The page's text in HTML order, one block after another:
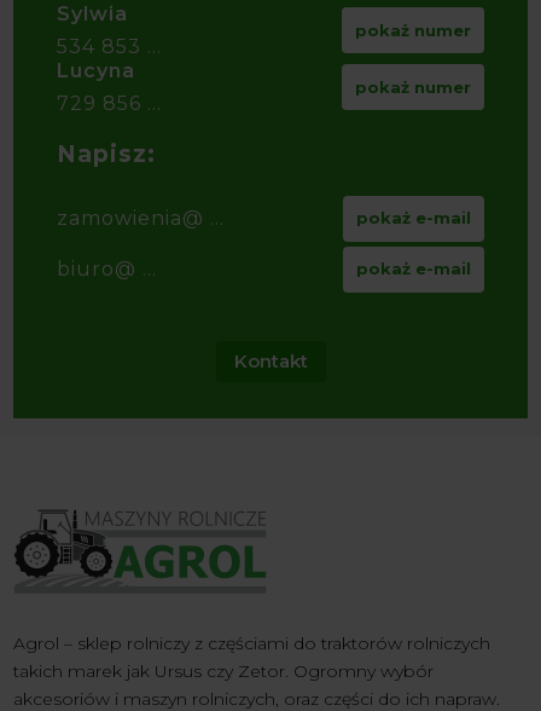
Sylwia
534 853 ...
pokaż numer
Lucyna
729 856 ...
pokaż numer
Napisz:
zamowienia@ ... pokaż e-mail
biuro@ ... pokaż e-mail
Kontakt
Agrol – sklep rolniczy z częściami do traktorów rolniczych
takich marek jak Ursus czy Zetor. Ogromny wybór
akcesoriów i maszyn rolniczych, oraz części do ich napraw.